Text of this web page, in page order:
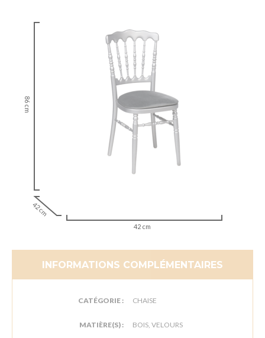
86 cm
42 cm
42 cm
INFORMATIONS COMPLÉMENTAIRES
CATÉGORIE : CHAISE
MATIÈRE(S) : BOIS, VELOURS